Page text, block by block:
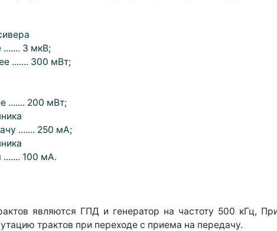
3 мкВ;
....... 300 мВт;
....... 200 мВт;
....... 250 мА;
100 мА.
являются ГПД и генератор на частоту 500 кГц,
трактов при переходе с приема на передачу.